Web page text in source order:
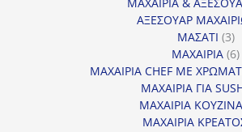
ΑΞΕΣΟΥΑΡ
ΜΑΣΑΤΙ 33
ΜΑΧΑΙΡΙΑ 66
ΜΑΧΑΙΡΙΑ CHEF ΜΕ
ΜΑΧΑΙΡΙΑ ΓΙΑ
ΜΑΧΑΙΡΙΑ
ΜΑΧΑΙΡΙΑ